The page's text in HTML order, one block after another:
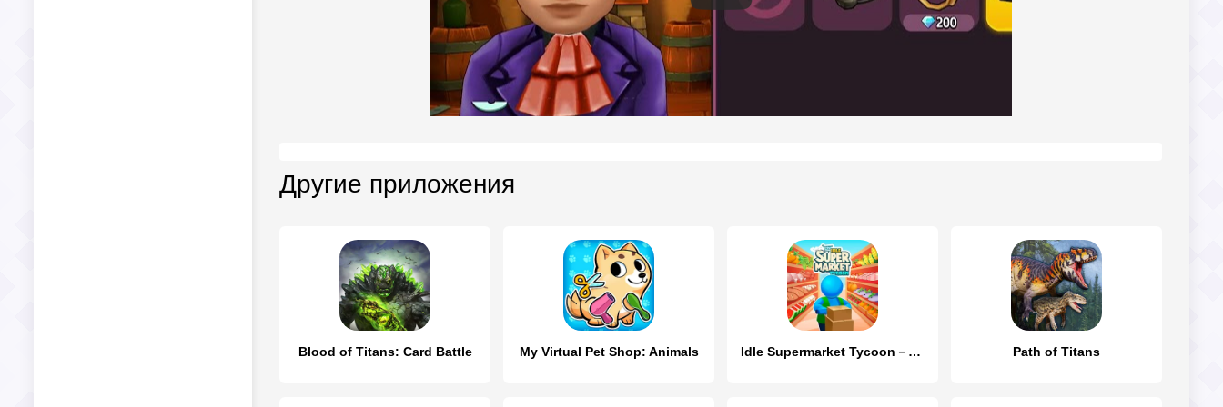
Другие приложения
Blood of Titans: Card Battle My Virtual Pet Shop: Animals Idle Supermarket Tycoon－Shop Path of Titans